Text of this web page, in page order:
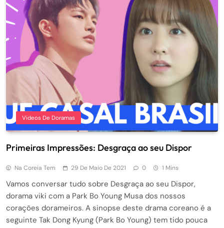
Videos De Doramas
Primeiras Impressões: Desgraça ao seu Dispor
Na Coreia Tem 29 De Maio De 2021 0 1 Mins
Vamos conversar tudo sobre Desgraça ao seu Dispor,
dorama viki com a Park Bo Young Musa dos nossos
corações dorameiros. A sinopse deste drama coreano é a
seguinte Tak Dong Kyung (Park Bo Young) tem tido pouca